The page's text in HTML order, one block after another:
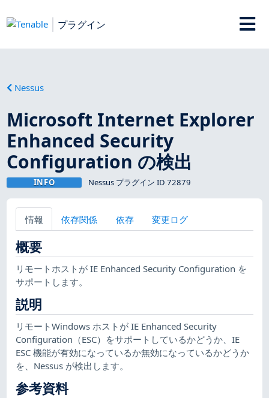
プラグイン
Nessus
Microsoft Internet Explorer
Enhanced Security
Configuration の検出
INFO Nessus プラグイン ID 72879
情報 依存関係 依存 変更ログ
概要
リモートホストが IE Enhanced Security Configuration を
サポートします。
説明
リモートWindows ホストが IE Enhanced Security
Configuration（ESC）をサポートしているかどうか、IE
ESC 機能が有効になっているか無効になっているかどうか
を、Nessus が検出します。
参考資料